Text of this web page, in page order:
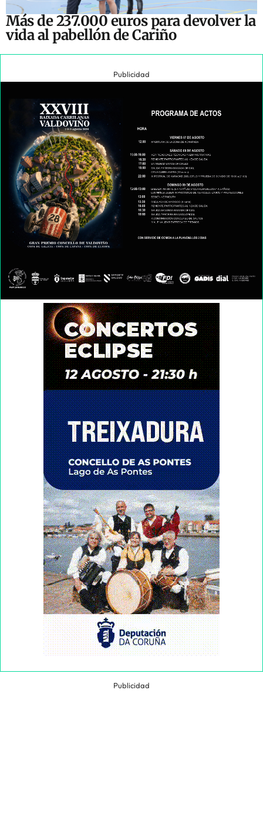
Más de 237.000 euros para devolver la
vida al pabellón de Cariño
Publicidad
Publicidad